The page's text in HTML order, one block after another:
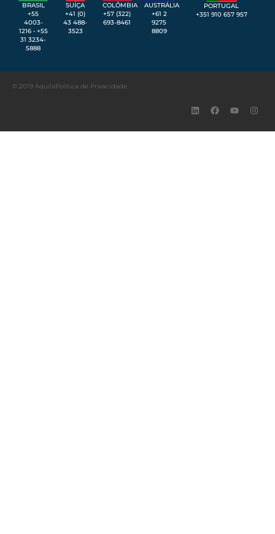
BRASIL
+55
4003-
1216 • +55
31 3234-
5888
SUÍÇA
+41 (0)
43 488-
3523
COLÔMBIA
+57 (322)
693-8461
AUSTRÁLIA
+61 2
9275
8809
PORTUGAL
+351 910 657 957
© 2019 AquilaPolítica de Privacidade